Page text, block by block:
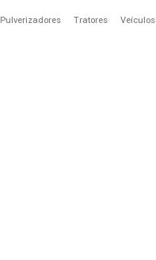
Pulverizadores Tratores Veículos